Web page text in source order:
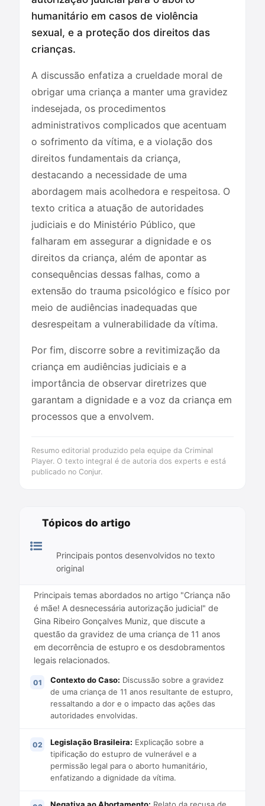
humanitário em casos de violência
sexual, e a proteção dos direitos das
crianças.
A discussão enfatiza a crueldade moral de
obrigar uma criança a manter uma gravidez
indesejada, os procedimentos
administrativos complicados que acentuam
o sofrimento da vítima, e a violação dos
direitos fundamentais da criança,
destacando a necessidade de uma
abordagem mais acolhedora e respeitosa. O
texto critica a atuação de autoridades
judiciais e do Ministério Público, que
falharam em assegurar a dignidade e os
direitos da criança, além de apontar as
consequências dessas falhas, como a
extensão do trauma psicológico e físico por
meio de audiências inadequadas que
desrespeitam a vulnerabilidade da vítima.
Por fim, discorre sobre a revitimização da
criança em audiências judiciais e a
importância de observar diretrizes que
garantam a dignidade e a voz da criança em
processos que a envolvem.
Resumo editorial produzido pela equipe da Criminal
Player. O texto integral é de autoria dos experts e está
publicado no Conjur.
Tópicos do artigo
Principais pontos desenvolvidos no texto
original
Principais temas abordados no artigo "Criança não
é mãe! A desnecessária autorização judicial" de
Gina Ribeiro Gonçalves Muniz, que discute a
questão da gravidez de uma criança de 11 anos
em decorrência de estupro e os desdobramentos
legais relacionados.
Contexto do Caso: Discussão sobre a gravidez
de uma criança de 11 anos resultante de estupro,
ressaltando a dor e o impacto das ações das
autoridades envolvidas.
Legislação Brasileira: Explicação sobre a
tipificação do estupro de vulnerável e a
permissão legal para o aborto humanitário,
enfatizando a dignidade da vítima.